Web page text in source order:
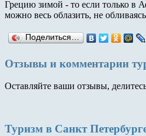
Грецию зимой - то если только в
можно весь облазить, не
Поделиться…
Отзывы и комментарии
Оставляйте ваши отзывы,
Туризм в Санкт